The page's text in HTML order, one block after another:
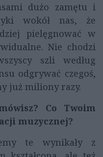
dużo zamętu i
wokół nas, że
pielęgnować w
Nie chodzi
szli według
odgrywać czegoś,
już miliony razy.
Co Twoim
muzycznej?
te wynikały z